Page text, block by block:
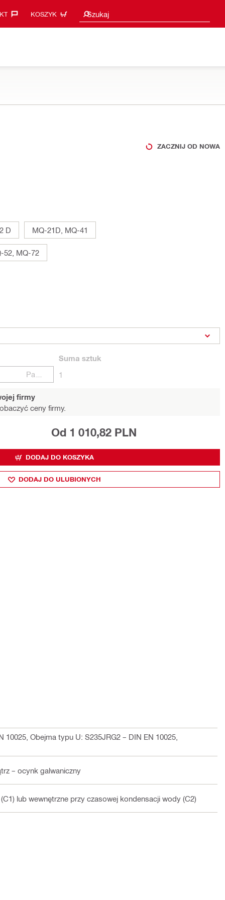
KOSZYK Szukaj
Sugestie wyszukiwania
ZACZNIJ OD NOWA
D
MQ-21D, MQ-41
52, MQ-72
Suma sztuk
1
firmy
ceny firmy.
Od 1 010,82 PLN
DODAJ DO KOSZYKA
DODAJ DO ULUBIONYCH
10025, Obejma typu U: S235JRG2 – DIN EN 10025,
– ocynk galwaniczny
lub wewnętrzne przy czasowej kondensacji wody (C2)